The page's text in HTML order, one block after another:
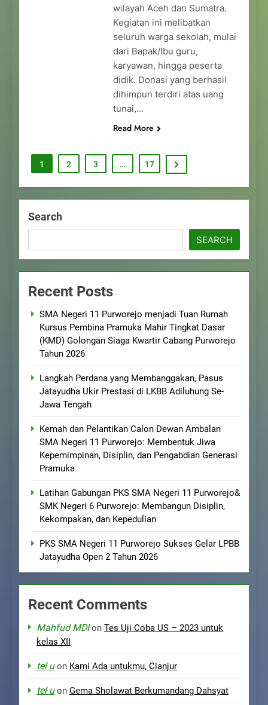
wilayah Aceh dan Sumatra.
Kegiatan ini melibatkan
seluruh warga sekolah, mulai
dari Bapak/Ibu guru,
karyawan, hingga peserta
didik. Donasi yang berhasil
dihimpun terdiri atas uang
tunai,…
Read More
1 2 3 … 17
Search
SEARCH
Recent Posts
SMA Negeri 11 Purworejo menjadi Tuan Rumah
Kursus Pembina Pramuka Mahir Tingkat Dasar
(KMD) Golongan Siaga Kwartir Cabang Purworejo
Tahun 2026
Langkah Perdana yang Membanggakan, Pasus
Jatayudha Ukir Prestasi di LKBB Adiluhung Se-
Jawa Tengah
Kemah dan Pelantikan Calon Dewan Ambalan
SMA Negeri 11 Purworejo: Membentuk Jiwa
Kepemimpinan, Disiplin, dan Pengabdian Generasi
Pramuka
Latihan Gabungan PKS SMA Negeri 11 Purworejo&
SMK Negeri 6 Purworejo: Membangun Disiplin,
Kekompakan, dan Kepedulian
PKS SMA Negeri 11 Purworejo Sukses Gelar LPBB
Jatayudha Open 2 Tahun 2026
Recent Comments
Mahfud MDIon Tes Uji Coba US – 2023 untuk
kelas XII
tel uon Kami Ada untukmu, Cianjur
tel uon Gema Sholawat Berkumandang Dahsyat